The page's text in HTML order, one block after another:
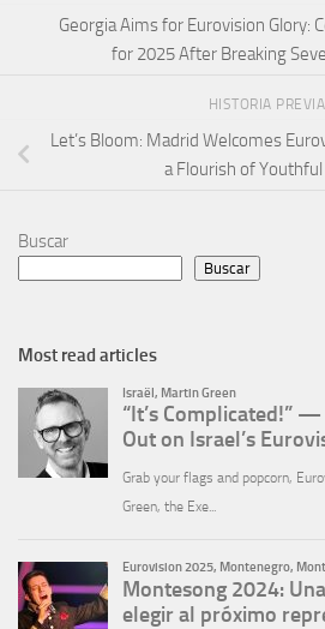
Georgia Aims for Eurovision Glory:
for 2025 After Breaking
HISTORIA PREVIA
Let’s Bloom: Madrid Welcomes
a Flourish of
Buscar
Buscar
Most read articles